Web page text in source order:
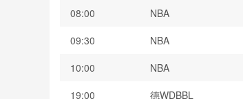
08:00
NBA
09:30
NBA
10:00
NBA
19:00
德WDBBL